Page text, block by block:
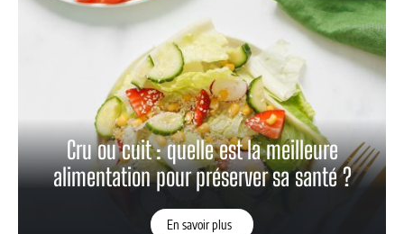
Cru ou cuit : quelle est la meilleure
alimentation pour préserver sa santé ?
En savoir plus